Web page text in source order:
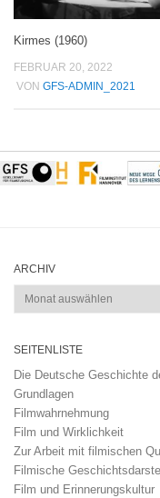
Kirmes (1960)
FEBRUAR 20, 2022
VON GFS-ADMIN_2021
ARCHIV
Archiv
SEITENLISTE
Die Deutsche Geschichte
Grundlagen
Filmwahrnehmung
Film und Wirklichkeit
Zur Arbeit mit filmischen
Filmische
Film und Erinnerungskultur